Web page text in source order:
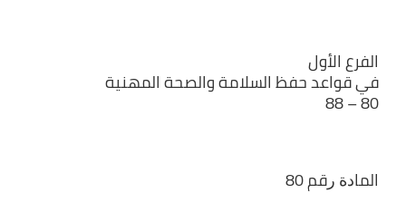
الفرع الأول
في قواعد حفظ السلامة والصحة المهنية
80 – 88
اﻟﻤﺎﺩﺓ ﺭﻗﻢ 80